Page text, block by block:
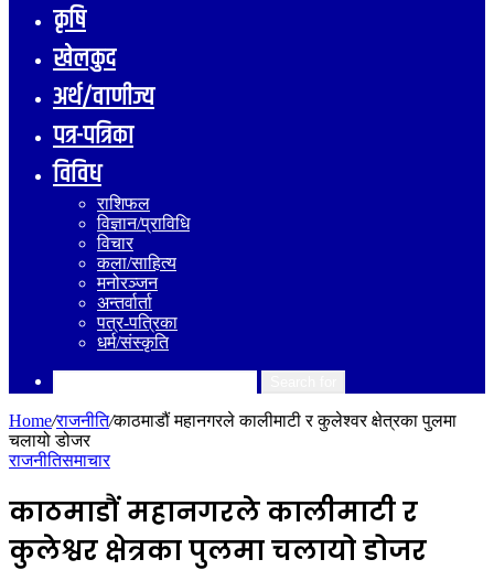
कृषि
खेलकुद
अर्थ/वाणीज्य
पत्र-पत्रिका
विविध
राशिफल
विज्ञान/प्राविधि
विचार
कला/साहित्य
मनोरञ्जन
अन्तर्वार्ता
पत्र-पत्रिका
धर्म/संस्कृति
Home/राजनीति/काठमाडौं महानगरले कालीमाटी र कुलेश्वर क्षेत्रका पुलमा
चलायो डोजर
राजनीतिसमाचार
काठमाडौं महानगरले कालीमाटी र
कुलेश्वर क्षेत्रका पुलमा चलायो डोजर